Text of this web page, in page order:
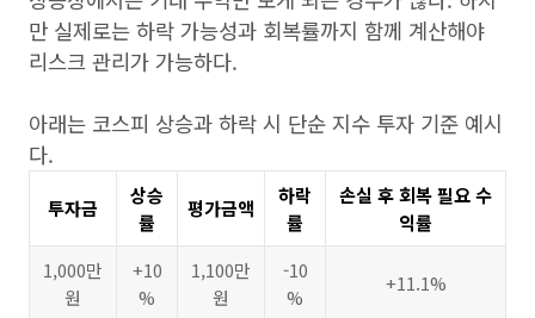
만 실제로는 하락 가능성과 회복률까지 함께 계산해야
리스크 관리가 가능하다.
아래는 코스피 상승과 하락 시 단순 지수 투자 기준 예시
다.
투자금
상승
률
평가금액
하락
률
손실 후 회복 필요 수
익률
1,000만
원
+10
%
1,100만
원
-10
%
+11.1%